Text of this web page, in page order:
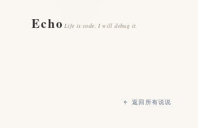
Echo Life is code. I will debug it.
← 返回所有说说